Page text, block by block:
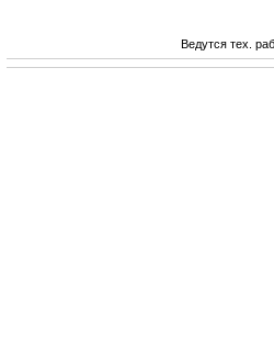
Ведутся тех.